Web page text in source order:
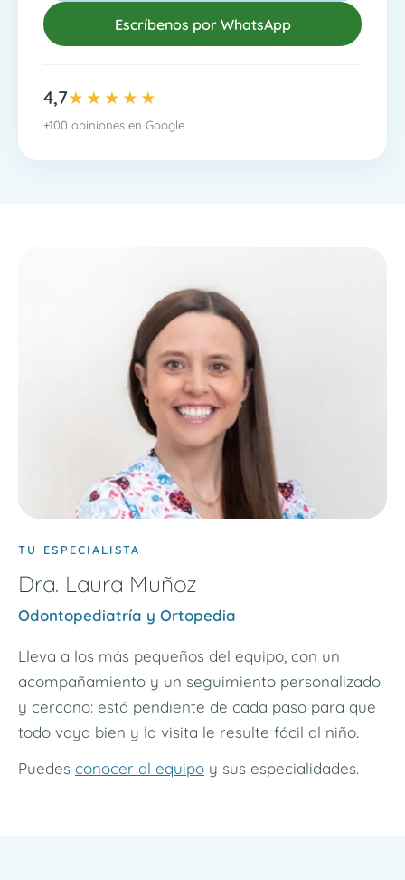
Escríbenos por WhatsApp
4,7★★★★★
+100 opiniones en Google
TU ESPECIALISTA
Dra. Laura Muñoz
Odontopediatría y Ortopedia
Lleva a los más pequeños del equipo, con un
acompañamiento y un seguimiento personalizado
y cercano: está pendiente de cada paso para que
todo vaya bien y la visita le resulte fácil al niño.
Puedes conocer al equipo y sus especialidades.